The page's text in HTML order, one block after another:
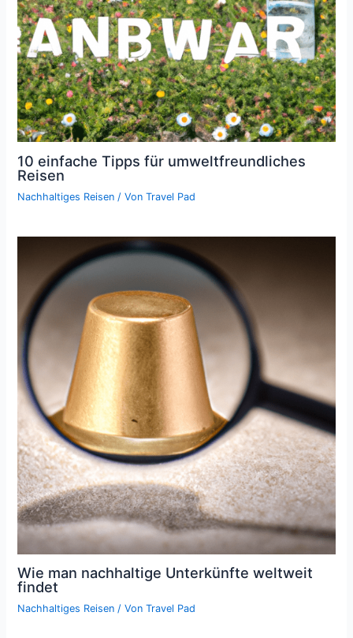
10 einfache Tipps für umweltfreundliches
Reisen
Nachhaltiges Reisen / VonTravel Pad
Wie man nachhaltige Unterkünfte weltweit
findet
Nachhaltiges Reisen / VonTravel Pad